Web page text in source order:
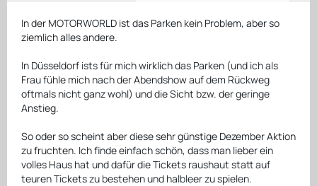
In der MOTORWORLD ist das Parken kein Problem, aber so
ziemlich alles andere.
In Düsseldorf ists für mich wirklich das Parken (und ich als
Frau fühle mich nach der Abendshow auf dem Rückweg
oftmals nicht ganz wohl) und die Sicht bzw. der geringe
Anstieg.
So oder so scheint aber diese sehr günstige Dezember Aktion
zu fruchten. Ich finde einfach schön, dass man lieber ein
volles Haus hat und dafür die Tickets raushaut statt auf
teuren Tickets zu bestehen und halbleer zu spielen.